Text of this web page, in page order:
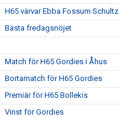
H65 värvar Ebba Fossum Schultz
Bästa fredagsnöjet
Match för H65 Gordies i Åhus
Bortamatch för H65 Gordies
Premiär för H65 Bollekis
Vinst för Gordies